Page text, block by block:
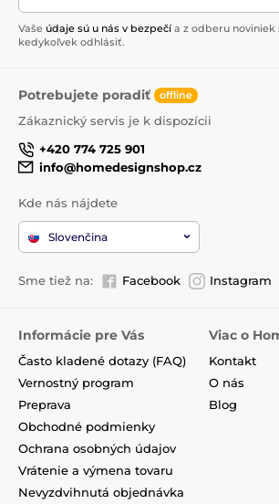
Vaše údaje sú u nás v bezpečí a z odberu noviniek
kedykoľvek odhlásiť.
Potrebujete poradiť offline
Zákaznický servis je k dispozícii
+420 774 725 901
info@homedesignshop.cz
Kde nás nájdete
Slovenčina
Sme tiež na: Facebook Instagram
Informácie pre Vás
Často kladené dotazy (FAQ)
Vernostný program
Preprava
Obchodné podmienky
Ochrana osobných údajov
Vrátenie a výmena tovaru
Nevyzdvihnutá objednávka
Viac o
Kontakt
O nás
Blog